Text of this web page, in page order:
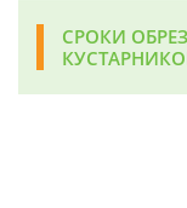
СРОКИ